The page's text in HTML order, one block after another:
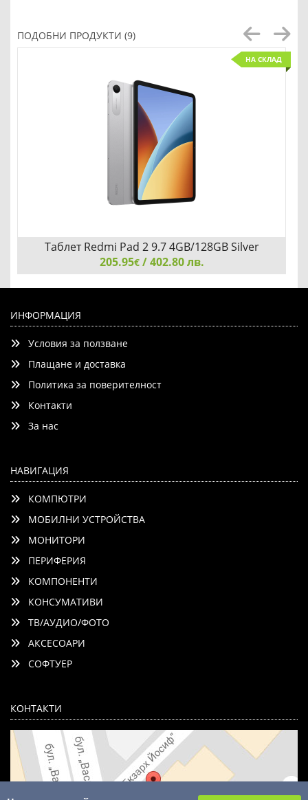
ПОДОБНИ ПРОДУКТИ (9)
НА СКЛАД
Таблет Redmi Pad 2 9.7 4GB/128GB Silver
(VHU6768EU)
205.95€/ 402.80 лв.
ИНФОРМАЦИЯ
Условия за ползване
Плащане и доставка
Политика за поверителност
Контакти
За нас
НАВИГАЦИЯ
КОМПЮТРИ
МОБИЛНИ УСТРОЙСТВА
МОНИТОРИ
ПЕРИФЕРИЯ
КОМПОНЕНТИ
КОНСУМАТИВИ
ТВ/АУДИО/ФОТО
АКСЕСОАРИ
СОФТУЕР
КОНТАКТИ